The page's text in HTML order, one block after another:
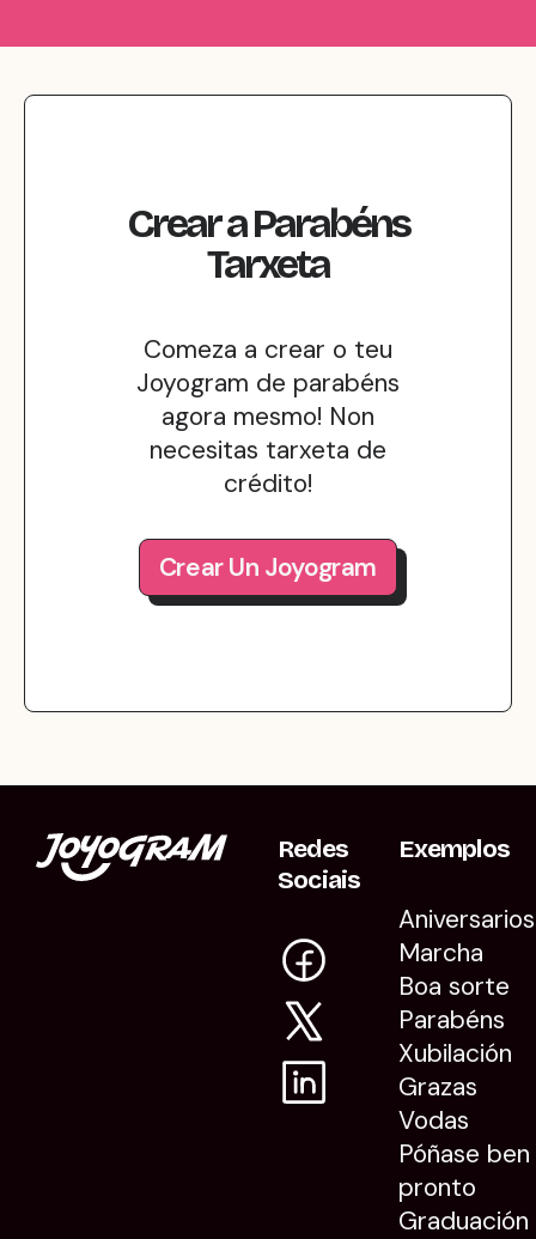
CrearaParabéns
Tarxeta
Comeza a crear o teu
Joyogram de parabéns
agora mesmo! Non
necesitas tarxeta de
crédito!
Crear Un Joyogram
Redes
Sociais
Exemplos
Aniversarios
Marcha
Boa sorte
Parabéns
Xubilación
Grazas
Vodas
Póñase ben
pronto
Graduación